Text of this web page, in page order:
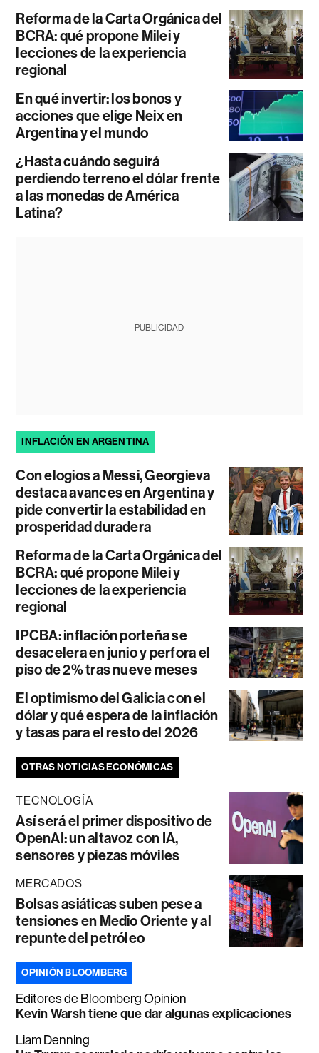
Reforma de la Carta Orgánica del
BCRA: qué propone Milei y
lecciones de la experiencia
regional
En qué invertir: los bonos y
acciones que elige Neix en
Argentina y el mundo
¿Hasta cuándo seguirá
perdiendo terreno el dólar frente
a las monedas de América
Latina?
PUBLICIDAD
INFLACIÓN EN ARGENTINA
Con elogios a Messi, Georgieva
destaca avances en Argentina y
pide convertir la estabilidad en
prosperidad duradera
Reforma de la Carta Orgánica del
BCRA: qué propone Milei y
lecciones de la experiencia
regional
IPCBA: inflación porteña se
desacelera en junio y perfora el
piso de 2% tras nueve meses
El optimismo del Galicia con el
dólar y qué espera de la inflación
y tasas para el resto del 2026
OTRAS NOTICIAS ECONÓMICAS
TECNOLOGÍA
Así será el primer dispositivo de
OpenAI: un altavoz con IA,
sensores y piezas móviles
MERCADOS
Bolsas asiáticas suben pese a
tensiones en Medio Oriente y al
repunte del petróleo
OPINIÓN BLOOMBERG
Editores de Bloomberg Opinion
Kevin Warsh tiene que dar algunas explicaciones
Liam Denning